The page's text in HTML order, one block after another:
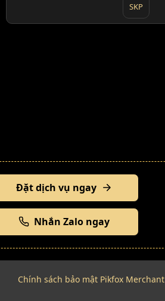
SKP
Đặt dịch vụ ngay
Nhắn Zalo ngay
Chính sách bảo mật Pikfox Merchant